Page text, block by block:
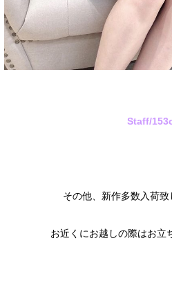
Staff/
その他、新作多数入荷
お近くにお越しの際はお立